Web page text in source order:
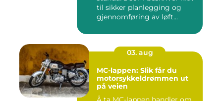
til sikker planlegging og
gjennomføring av løft...
03. aug
MC-lappen: Slik får du
motorsykkeldrømmen ut
på veien